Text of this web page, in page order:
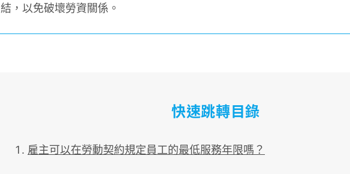
結，以免破壞勞資關係。
快速跳轉目錄
雇主可以在勞動契約規定員工的最低服務年限嗎？